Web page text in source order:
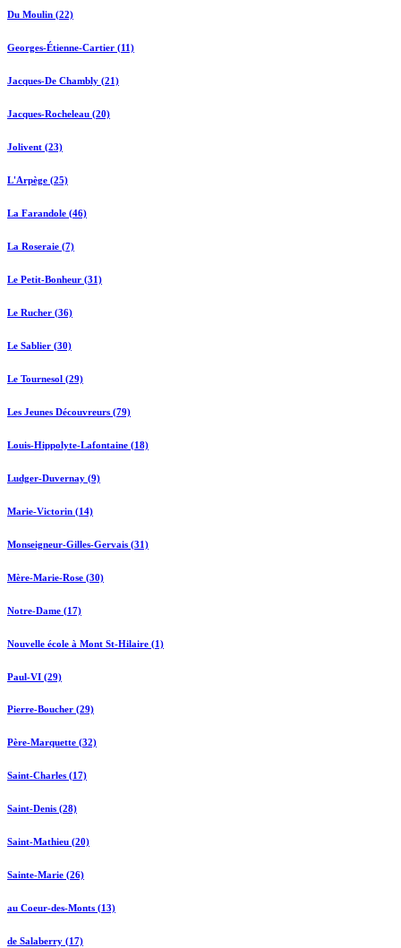
Du Moulin (22)
Georges-Étienne-Cartier (11)
Jacques-De Chambly (21)
Jacques-Rocheleau (20)
Jolivent (23)
L'Arpège (25)
La Farandole (46)
La Roseraie (7)
Le Petit-Bonheur (31)
Le Rucher (36)
Le Sablier (30)
Le Tournesol (29)
Les Jeunes Découvreurs (79)
Louis-Hippolyte-Lafontaine (18)
Ludger-Duvernay (9)
Marie-Victorin (14)
Monseigneur-Gilles-Gervais (31)
Mère-Marie-Rose (30)
Notre-Dame (17)
Nouvelle école à Mont St-Hilaire (1)
Paul-VI (29)
Pierre-Boucher (29)
Père-Marquette (32)
Saint-Charles (17)
Saint-Denis (28)
Saint-Mathieu (20)
Sainte-Marie (26)
au Coeur-des-Monts (13)
de Salaberry (17)